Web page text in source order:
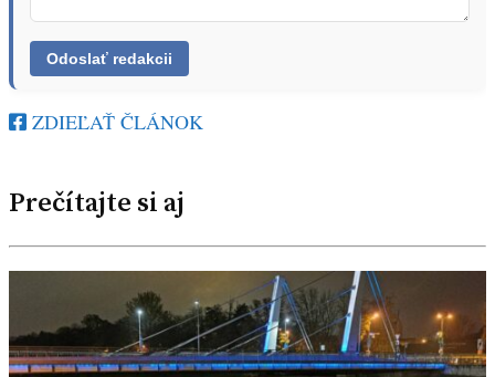
ZDIEĽAŤ ČLÁNOK
Prečítajte si aj